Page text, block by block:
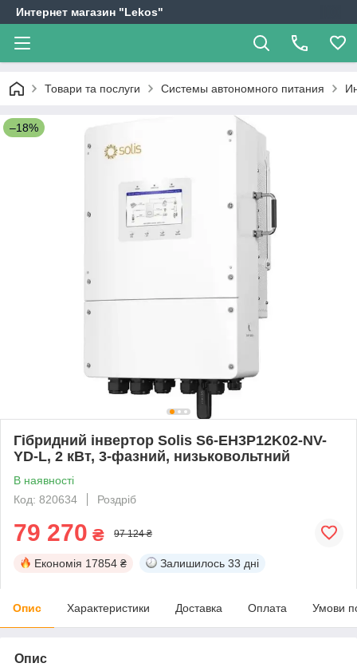
Интернет магазин "Lekos"
Товари та послуги Системы автономного питания
–18%
Гібридний інвертор Solis S6-EH3P12K02-NV-
YD-L, 2 кВт, 3-фазний, низьковольтний
В наявності
Код: 820634
Роздріб
79 270 ₴ 97 124 ₴
Економія 17854 ₴ Залишилось 33 дні
Опис Характеристики Доставка Оплата Умови
Опис